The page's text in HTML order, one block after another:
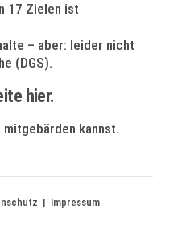
17 Zielen ist
– aber: leider nicht
(DGS).
hier.
mitgebärden kannst.
| Impressum